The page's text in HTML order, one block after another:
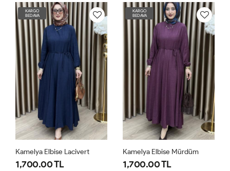
KARGO
BEDAVA
Kamelya Elbise Lacivert
1,700.00 TL
KARGO
BEDAVA
Kamelya Elbise Mürdüm
1,700.00 TL